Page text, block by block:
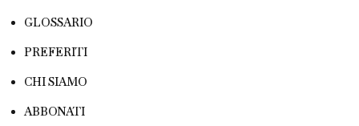
GLOSSARIO
PREFERITI
CHI SIAMO
ABBONATI